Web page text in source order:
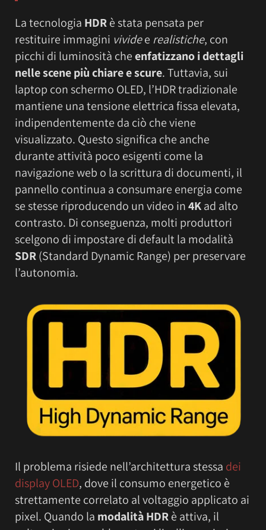
La tecnologia HDRè stata pensata per
restituire immagini vividee realistiche, con
picchi di luminosità cheenfatizzano i dettagli
nelle scene più chiare e scure. Tuttavia, sui
laptop con schermo OLED, l’HDR tradizionale
mantiene una tensione elettrica fissa elevata,
indipendentemente da ciò che viene
visualizzato. Questo significa che anche
durante attività poco esigenti come la
navigazione web o la scrittura di documenti, il
pannello continua a consumare energia come
se stesse riproducendo un video in4Kad alto
contrasto. Di conseguenza, molti produttori
scelgono di impostare di default la modalità
SDR(Standard Dynamic Range) per preservare
l’autonomia.
Il problema risiede nell’architettura stessa dei
display OLED, dove il consumo energetico è
strettamente correlato al voltaggio applicato ai
pixel. Quando la modalità HDRè attiva, il